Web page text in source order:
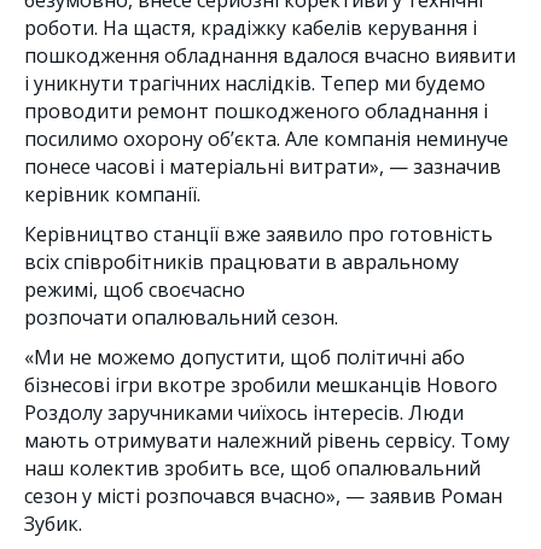
роботи. На щастя, крадіжку кабелів керування і
пошкодження обладнання вдалося вчасно виявити
і уникнути трагічних наслідків. Тепер ми будемо
проводити ремонт пошкодженого обладнання і
посилимо охорону об’єкта. Але компанія неминуче
понесе часові і матеріальні витрати», — зазначив
керівник компанії.
Керівництво станції вже заявило про готовність
всіх співробітників працювати в авральному
режимі, щоб своєчасно
розпочати опалювальний сезон.
«Ми не можемо допустити, щоб політичні або
бізнесові ігри вкотре зробили мешканців Нового
Роздолу заручниками чиїхось інтересів. Люди
мають отримувати належний рівень сервісу. Тому
наш колектив зробить все, щоб опалювальний
сезон у місті розпочався вчасно», — заявив Роман
Зубик.